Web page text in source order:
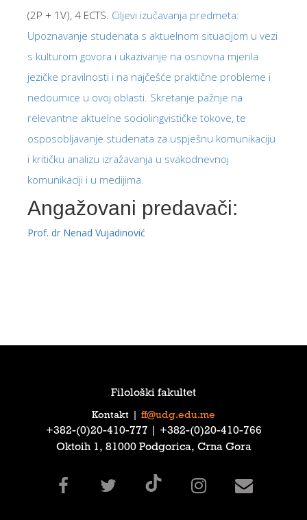
(2P + 1V), 4 ECTS. Ciljevi izučavanja predmeta:
Upoznavanje studenata s aktuelnom situacijom u vezi
s kulturom govora i ukazivanje na osnovna mjerila
jezičke pravilnosti i na najčešće praktične probleme i
nedoumice u ovoj oblasti. Skretanje pažnje na
relevantne aktuelne sociolingvističke tokove, te
osposobljavanje studenata za uspješnu komunikaciju
i kritičku analizu izražavanja u svakodnevnoj
komunikaciji i u medijima.
Angažovani predavači:
Prof. dr Nenad Vujadinović
Filološki fakultet
Kontakt ff@udg.edu.me
‎+382-(0)20-410-777‎ | ‎+382-(0)20-410-766‎
Oktoih 1, 81000 Podgorica, Crna Gora